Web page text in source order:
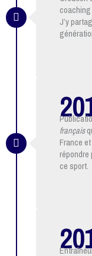
J’y
français
France
répondre
ce sport.